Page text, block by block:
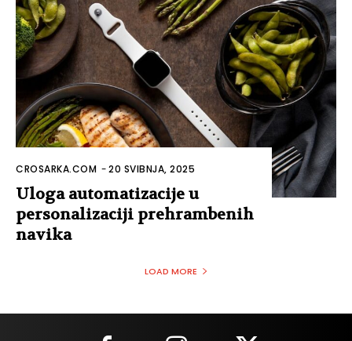
CROSARKA.COM -20 SVIBNJA, 2025
Uloga automatizacije u
personalizaciji prehrambenih
navika
LOAD MORE